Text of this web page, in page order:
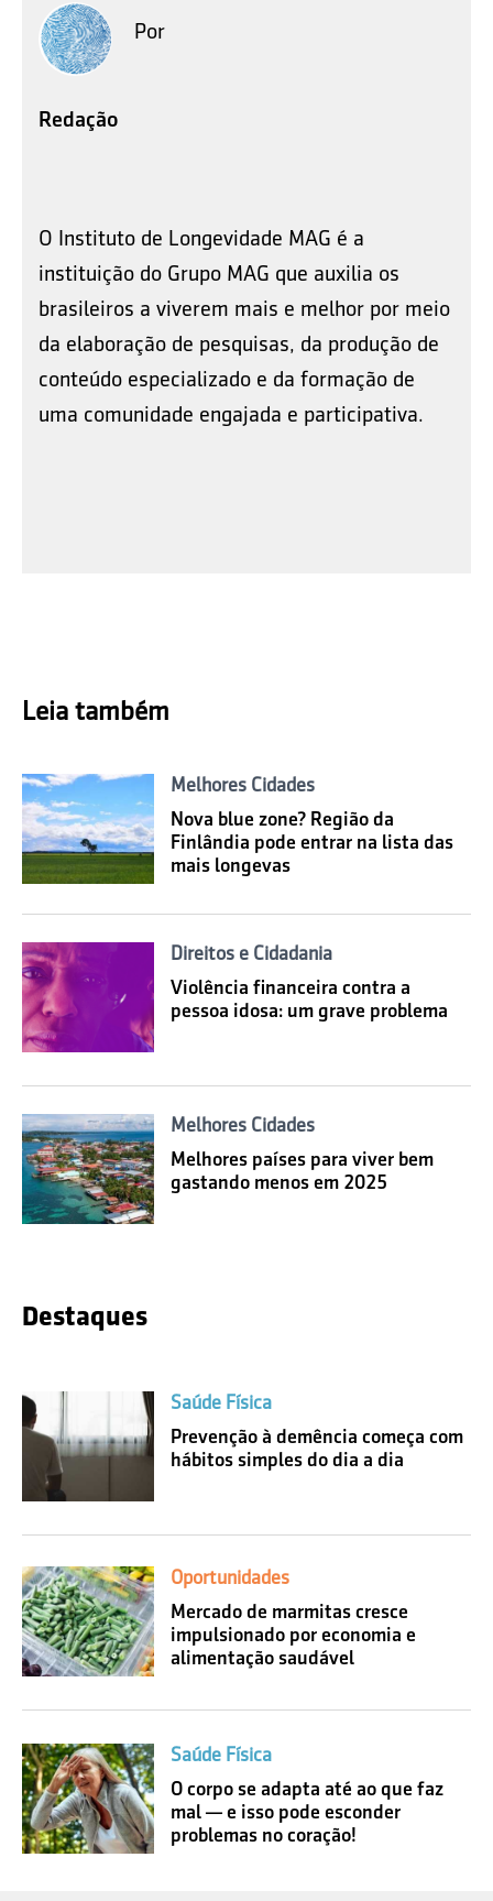
Por
Redação
O Instituto de Longevidade MAG é a
instituição do Grupo MAG que auxilia os
brasileiros a viverem mais e melhor por meio
da elaboração de pesquisas, da produção de
conteúdo especializado e da formação de
uma comunidade engajada e participativa.
Leia também
Melhores Cidades
Nova blue zone? Região da
Finlândia pode entrar na lista das
mais longevas
Direitos e Cidadania
Violência financeira contra a
pessoa idosa: um grave problema
Melhores Cidades
Melhores países para viver bem
gastando menos em 2025
Destaques
Saúde Física
Prevenção à demência começa com
hábitos simples do dia a dia
Oportunidades
Mercado de marmitas cresce
impulsionado por economia e
alimentação saudável
Saúde Física
O corpo se adapta até ao que faz
mal — e isso pode esconder
problemas no coração!